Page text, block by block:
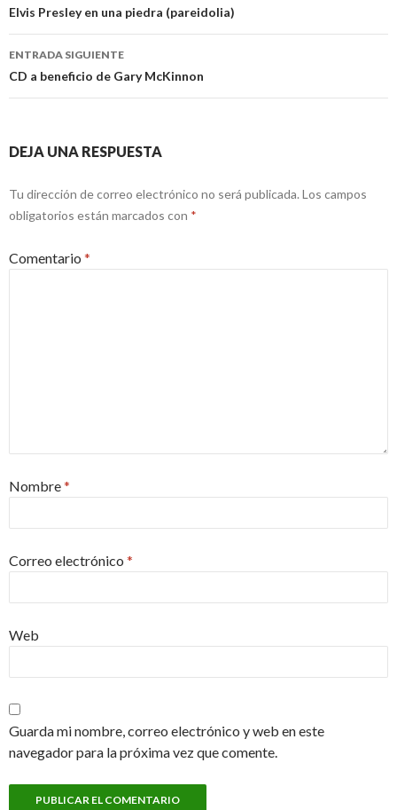
de
entradas
Elvis Presley en una piedra (pareidolia)
ENTRADA SIGUIENTE
CD a beneficio de Gary McKinnon
DEJA UNA RESPUESTA
Tu dirección de correo electrónico no será publicada. Los campos
obligatorios están marcados con *
Comentario *
Nombre*
Correo electrónico *
Web
Guarda mi nombre, correo electrónico y web en este
navegador para la próxima vez que comente.